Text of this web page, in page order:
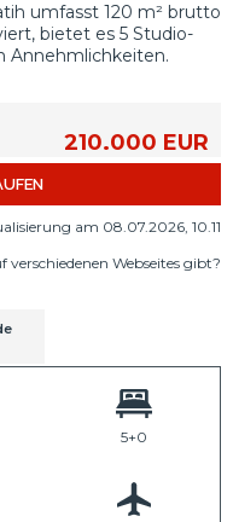
umfasst 120 m² brutto
bietet es 5 Studio-
Annehmlichkeiten.
210.000 EUR
am 08.07.2026, 10.11
verschiedenen Webseites gibt?
5+0